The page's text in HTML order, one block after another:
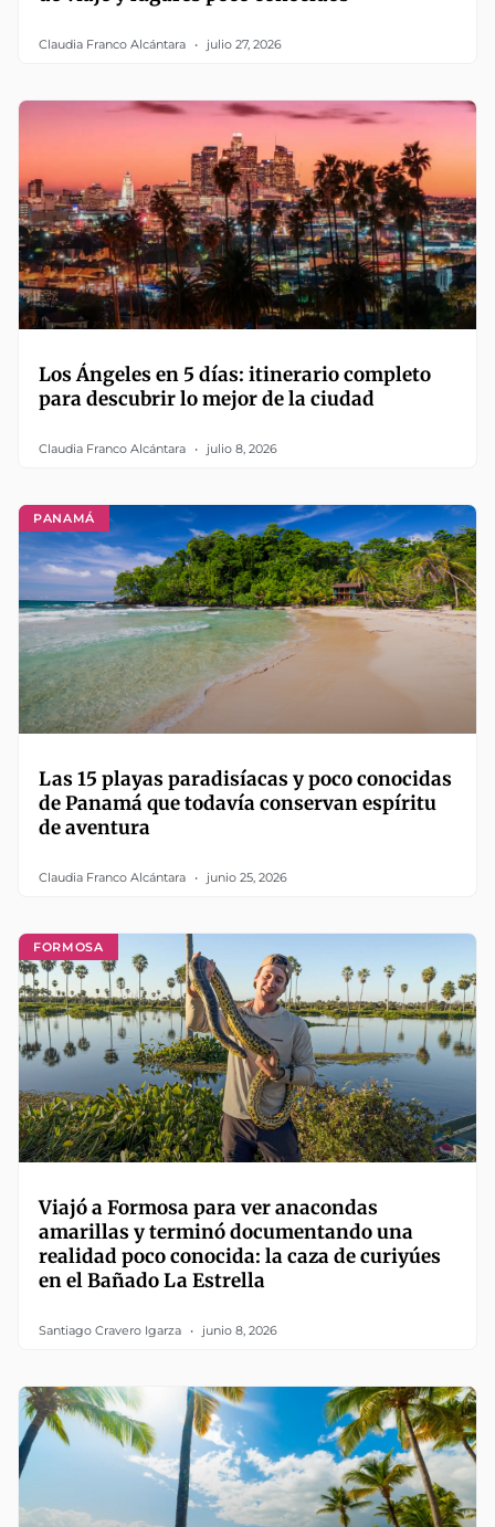
Claudia Franco Alcántara julio 27, 2026
Los Ángeles en 5 días: itinerario completo
para descubrir lo mejor de la ciudad
Claudia Franco Alcántara julio 8, 2026
PANAMÁ
Las 15 playas paradisíacas y poco conocidas
de Panamá que todavía conservan espíritu
de aventura
Claudia Franco Alcántara junio 25, 2026
FORMOSA
Viajó a Formosa para ver anacondas
amarillas y terminó documentando una
realidad poco conocida: la caza de curiyúes
en el Bañado La Estrella
Santiago Cravero Igarza junio 8, 2026